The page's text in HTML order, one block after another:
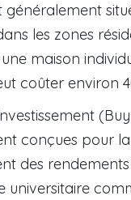
généralement
les zones
maison
coûter environ
conçues pour
des
universitaire